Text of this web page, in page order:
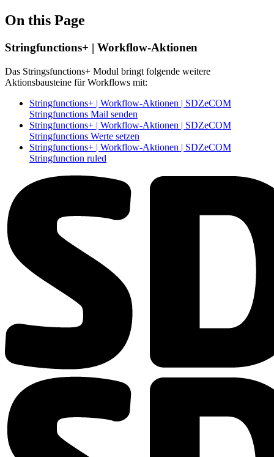
On this Page
Stringfunctions+ | Workflow-Aktionen
Das Stringsfunctions+ Modul bringt folgende weitere
Aktionsbausteine für Workflows mit:
Stringfunctions+ | Workflow-Aktionen | SDZeCOM
Stringfunctions Mail senden
Stringfunctions+ | Workflow-Aktionen | SDZeCOM
Stringfunctions Werte setzen
Stringfunctions+ | Workflow-Aktionen | SDZeCOM
Stringfunction ruled